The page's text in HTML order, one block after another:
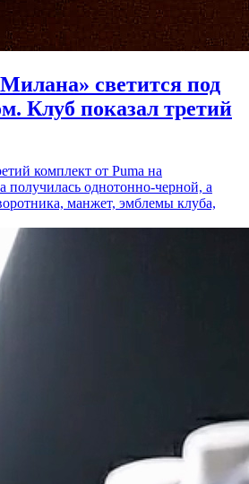
светится под
Клуб показал третий
комплект от Puma на
получилась однотонно-черной, а
манжет, эмблемы клуба,